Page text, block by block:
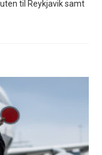
til Reykjavik samt